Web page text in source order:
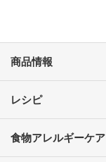
商品情報
レシピ
食物アレルギーケア